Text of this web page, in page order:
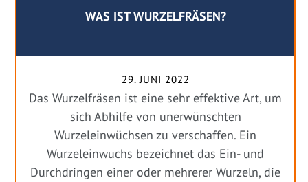
WAS IST WURZELFRÄSEN?
29. JUNI 2022
Das Wurzelfräsen ist eine sehr effektive Art, um
sich Abhilfe von unerwünschten
Wurzeleinwüchsen zu verschaffen. Ein
Wurzeleinwuchs bezeichnet das Ein- und
Durchdringen einer oder mehrerer Wurzeln, die